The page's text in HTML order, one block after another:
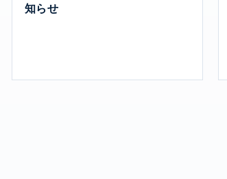
知らせ